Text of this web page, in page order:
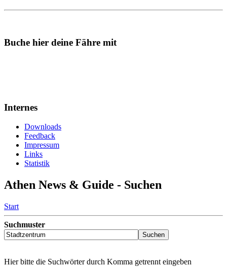
Buche hier deine Fähre mit
Internes
Downloads
Feedback
Impressum
Links
Statistik
Athen News & Guide - Suchen
Start
Suchmuster
Hier bitte die Suchwörter durch Komma getrennt eingeben